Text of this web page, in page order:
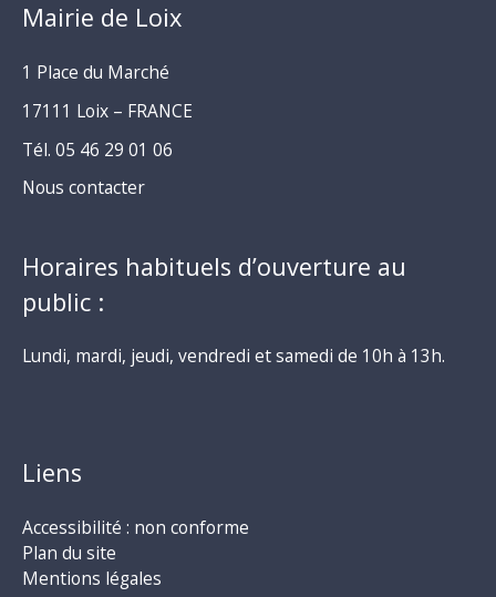
Mairie de Loix
1 Place du Marché
17111 Loix – FRANCE
Tél. 05 46 29 01 06
Nous contacter
Horaires habituels d’ouverture au
public :
Lundi, mardi, jeudi, vendredi et samedi de 10h à 13h.
Liens
Accessibilité : non conforme
Plan du site
Mentions légales